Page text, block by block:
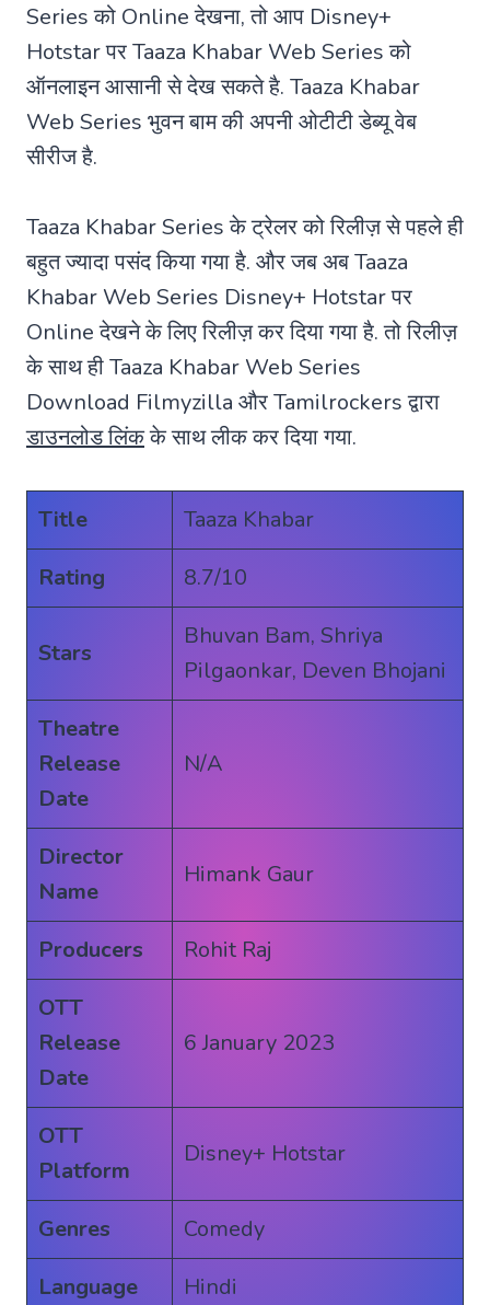
Series को Online देखना, तो आप Disney+
Hotstar पर Taaza Khabar Web Series को
ऑनलाइन आसानी से देख सकते है. Taaza Khabar
Web Series भुवन बाम की अपनी ओटीटी डेब्यू वेब
सीरीज है.
Taaza Khabar Series के ट्रेलर को रिलीज़ से पहले ही
बहुत ज्यादा पसंद किया गया है. और जब अब Taaza
Khabar Web Series Disney+ Hotstar पर
Online देखने के लिए रिलीज़ कर दिया गया है. तो रिलीज़
के साथ ही Taaza Khabar Web Series
Download Filmyzilla और Tamilrockers द्वारा
डाउनलोड लिंकके साथ लीक कर दिया गया.
Title
Taaza Khabar
Rating
8.7/10
Stars
Bhuvan Bam, Shriya
Pilgaonkar, Deven Bhojani
Theatre
Release
Date
N/A
Director
Name
Himank Gaur
Producers
Rohit Raj
OTT
Release
Date
6 January 2023
OTT
Platform
Disney+ Hotstar
Genres
Comedy
Language
Hindi